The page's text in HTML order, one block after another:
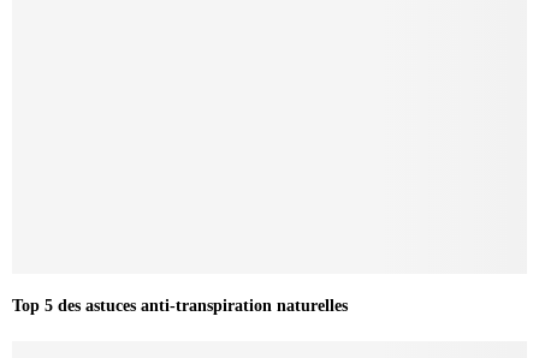
Top 5 des astuces anti-transpiration naturelles